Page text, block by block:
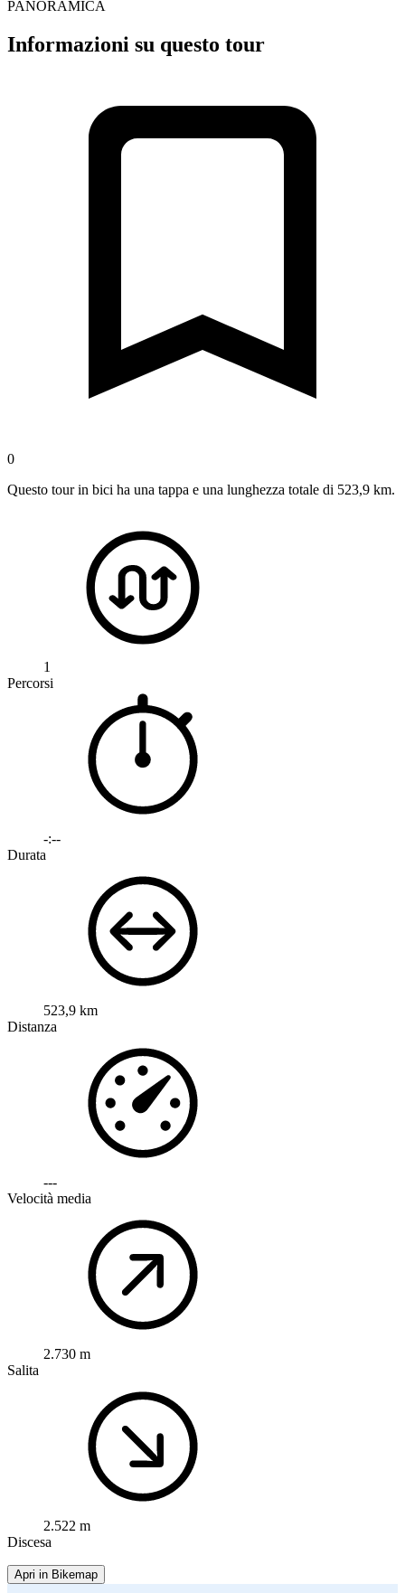
PANORAMICA
Informazioni su questo tour
0
Questo tour in bici ha una tappa e una lunghezza totale di 523,9 km.
1
Percorsi
-:--
Durata
523,9 km
Distanza
---
Velocità media
2.730 m
Salita
2.522 m
Discesa
Apri in Bikemap